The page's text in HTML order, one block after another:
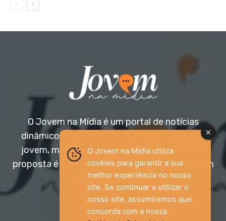
O Jovem na Mídia é um portal de notícias
dinâmico e acessível, voltado para o público
jovem, mas aberto a todas as idades. Nossa
proposta é trazer informação relevante com um
olhar diferenciado.
Entre em contato:
jovemnamidia2017@gmail.com
O Jovem na Mídia utiliza
cookies para garantir a sua
melhor experiência no nosso
site. Se continuar a utilizar o
nosso site, assumiremos que
concorda com a nossa